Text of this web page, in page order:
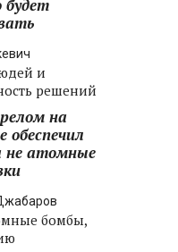
будет
и
решений
на
обеспечил
не атомные
бомбы,